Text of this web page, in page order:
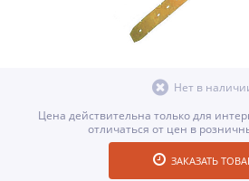
Нет в
Цена действительна только для
отличаться от цен в
ЗАКАЗАТЬ